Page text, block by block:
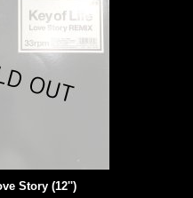
Story (12'')